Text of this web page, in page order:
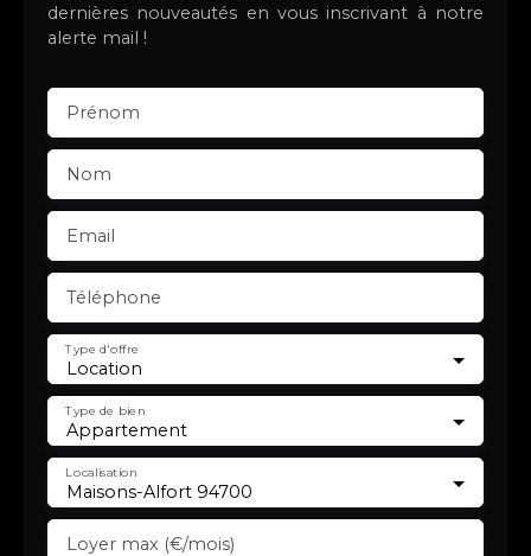
dernières nouveautés en vous inscrivant à notre
alerte mail !
Prénom
Nom
Email
Téléphone
Location
Type d'offre
Appartement
Type de bien
Maisons-Alfort 94700
Localisation
Loyer max (€/mois)